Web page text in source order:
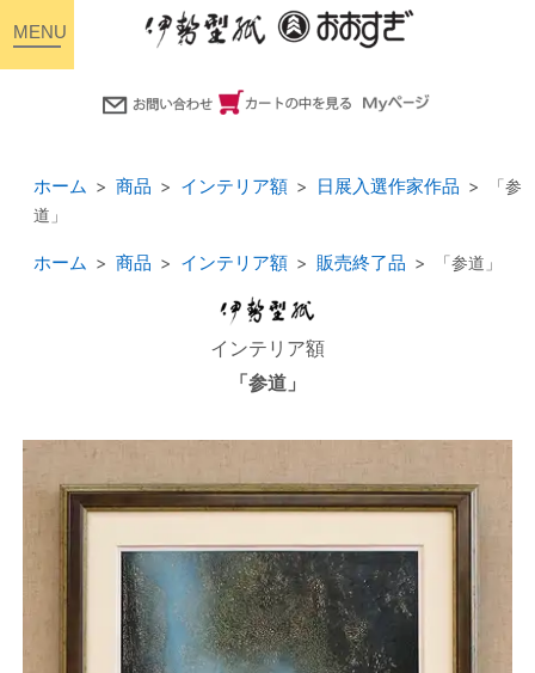
ホーム 商品 インテリア額 日展入選作家作品
「参
道」
ホーム 商品 インテリア額 販売終了品 「参道」
インテリア額
「参道」
toggle
navigation